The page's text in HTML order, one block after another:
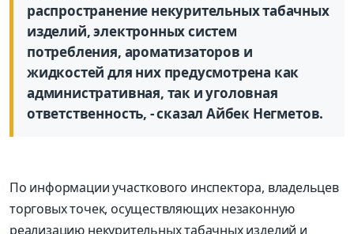
распространение некурительных табачных
изделий, электронных систем
потребления, ароматизаторов и
жидкостей для них предусмотрена как
административная, так и уголовная
ответственность, - сказал Айбек Негметов.
По информации участкового инспектора, владельцев
торговых точек, осуществляющих незаконную
реализацию некурительных табачных изделий и